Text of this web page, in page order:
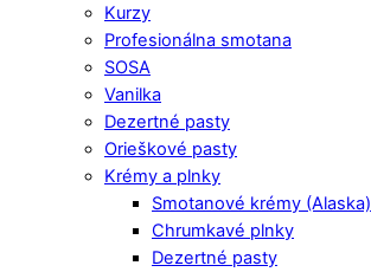
Kurzy
Profesionálna smotana
SOSA
Vanilka
Dezertné pasty
Orieškové pasty
Krémy a plnky
Smotanové krémy (Alaska)
Chrumkavé plnky
Dezertné pasty